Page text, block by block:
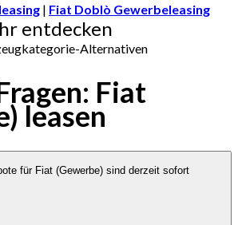
| Fiat Doblò Gewerbeleasing
entdecken
Alternativen
Fiat
leasen
für Fiat (Gewerbe) sind derzeit sofort